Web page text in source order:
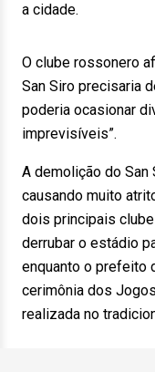
a cidade.
O clube rossonero
San Siro precisaria
poderia ocasionar
imprevisíveis”.
A demolição do
causando muito
dois principais
derrubar o estádio
enquanto o prefeito
cerimônia dos
realizada no